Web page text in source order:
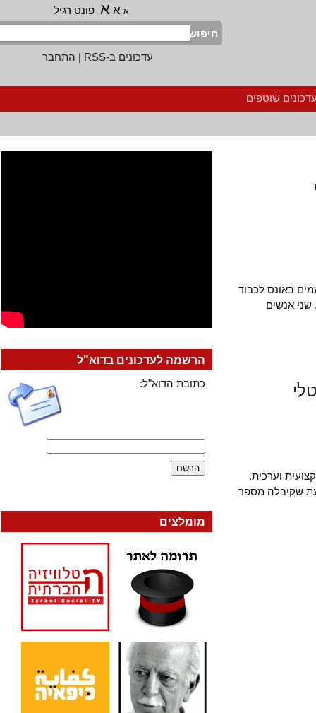
א א פונט רגיל
חיפוש
עדכונים ב-RSS
|התחבר
שוטפים
באונס לכבוד
אנשים
וערכית.
מספר
הרשמה לעדכונים בדוא"ל
כתובת הדוא"ל:
מומלצים